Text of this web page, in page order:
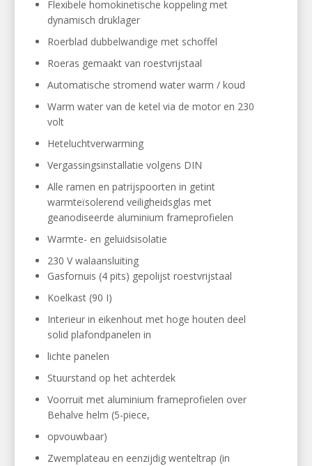
Flexibele homokinetische koppeling met
dynamisch druklager
Roerblad dubbelwandige met schoffel
Roeras gemaakt van roestvrijstaal
Automatische stromend water warm / koud
Warm water van de ketel via de motor en 230
volt
Heteluchtverwarming
Vergassingsinstallatie volgens DIN
Alle ramen en patrijspoorten in getint
warmteïsolerend veiligheidsglas met
geanodiseerde aluminium frameprofielen
Warmte- en geluidsisolatie
230 V walaansluiting
Gasfornuis (4 pits) gepolijst roestvrijstaal
Koelkast (90 I)
Interieur in eikenhout met hoge houten deel
solid plafondpanelen in
lichte panelen
Stuurstand op het achterdek
Voorruit met aluminium frameprofielen over
Behalve helm (5-piece,
opvouwbaar)
Zwemplateau en eenzijdig wenteltrap (in